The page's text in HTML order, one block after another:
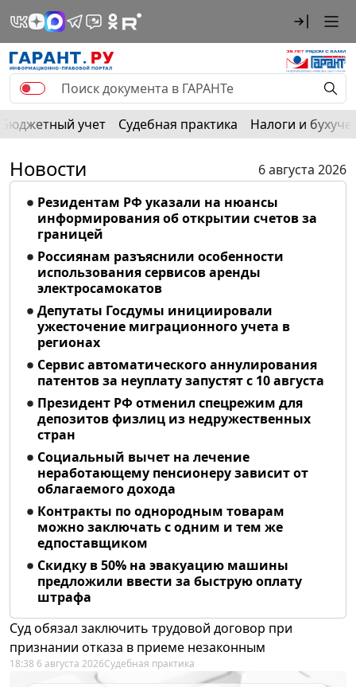
Бюджетный учет Судебная практика Налоги и
Новости
6 августа 2026
Резидентам РФ указали на нюансы
информирования об открытии счетов за
границей
Россиянам разъяснили особенности
использования сервисов аренды
электросамокатов
Депутаты Госдумы инициировали
ужесточение миграционного учета в
регионах
Сервис автоматического аннулирования
патентов за неуплату запустят с 10 августа
Президент РФ отменил спецрежим для
депозитов физлиц из недружественных
стран
Социальный вычет на лечение
неработающему пенсионеру зависит от
облагаемого дохода
Контракты по однородным товарам
можно заключать с одним и тем же
едпоставщиком
Скидку в 50% на эвакуацию машины
предложили ввести за быструю оплату
штрафа
Суд обязал заключить трудовой договор при
признании отказа в приеме незаконным
18:38 6 августа 2026Судебная практика